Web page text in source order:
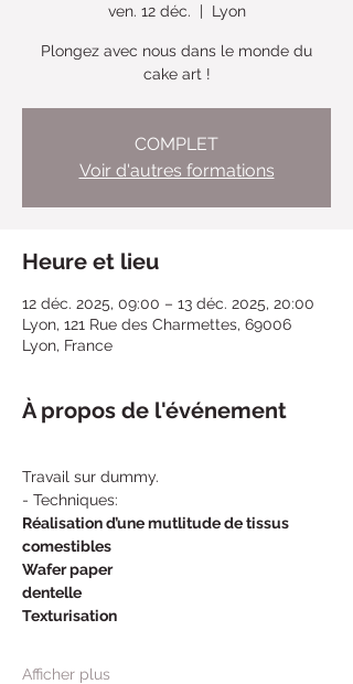
ven. 12 déc.
  |
Lyon
Plongez avec nous dans le monde du
cake art !
COMPLET
Voir d'autres formations
Heure et lieu
12 déc. 2025, 09:00 – 13 déc. 2025, 20:00
Lyon, 121 Rue des Charmettes, 69006
Lyon, France
À propos de l'événement
Travail sur dummy.
- Techniques:
Réalisation d’une mutlitude de tissus
comestibles
Wafer paper
dentelle
Texturisation
Afficher plus